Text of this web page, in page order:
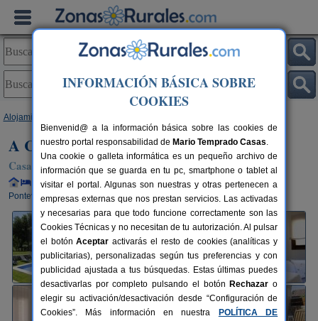
Alojamientos
A Casa de Alicia
Casa Rural en Ribadumia (Pontevedra)
Alquiler completo y por habitaciones 6 plazas
24 km de
Pontevedra
INFORMACIÓN BÁSICA SOBRE
COOKIES
Bienvenid@ a la información básica sobre las cookies de
nuestro portal responsabilidad de Mario Temprado Casas.
Una cookie o galleta informática es un pequeño archivo de
información que se guarda en tu pc, smartphone o tablet al
visitar el portal. Algunas son nuestras y otras pertenecen a
empresas externas que nos prestan servicios. Las activadas
y necesarias para que todo funcione correctamente son las
Cookies Técnicas y no necesitan de tu autorización. Al pulsar
el botónAceptar activarás el resto de cookies (analíticas y
publicitarias), personalizadas según tus preferencias y con
publicidad ajustada a tus búsquedas. Estas últimas puedes
desactivarlas por completo pulsando el botón Rechazar o
elegir su activación/desactivación desde “Configuración de
Cookies”. Más información en nuestra
POLÍTICA DE